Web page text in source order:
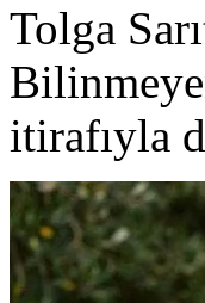
Tolga
itirafıyla